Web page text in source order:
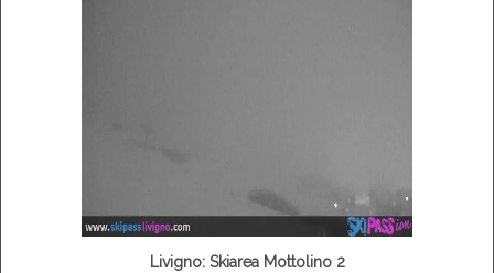
Livigno: Skiarea Mottolino 2